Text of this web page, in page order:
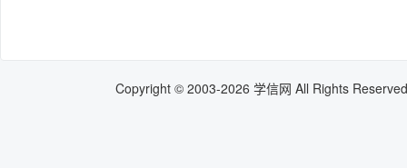
Copyright © 2003-2026 学信网 All Rights